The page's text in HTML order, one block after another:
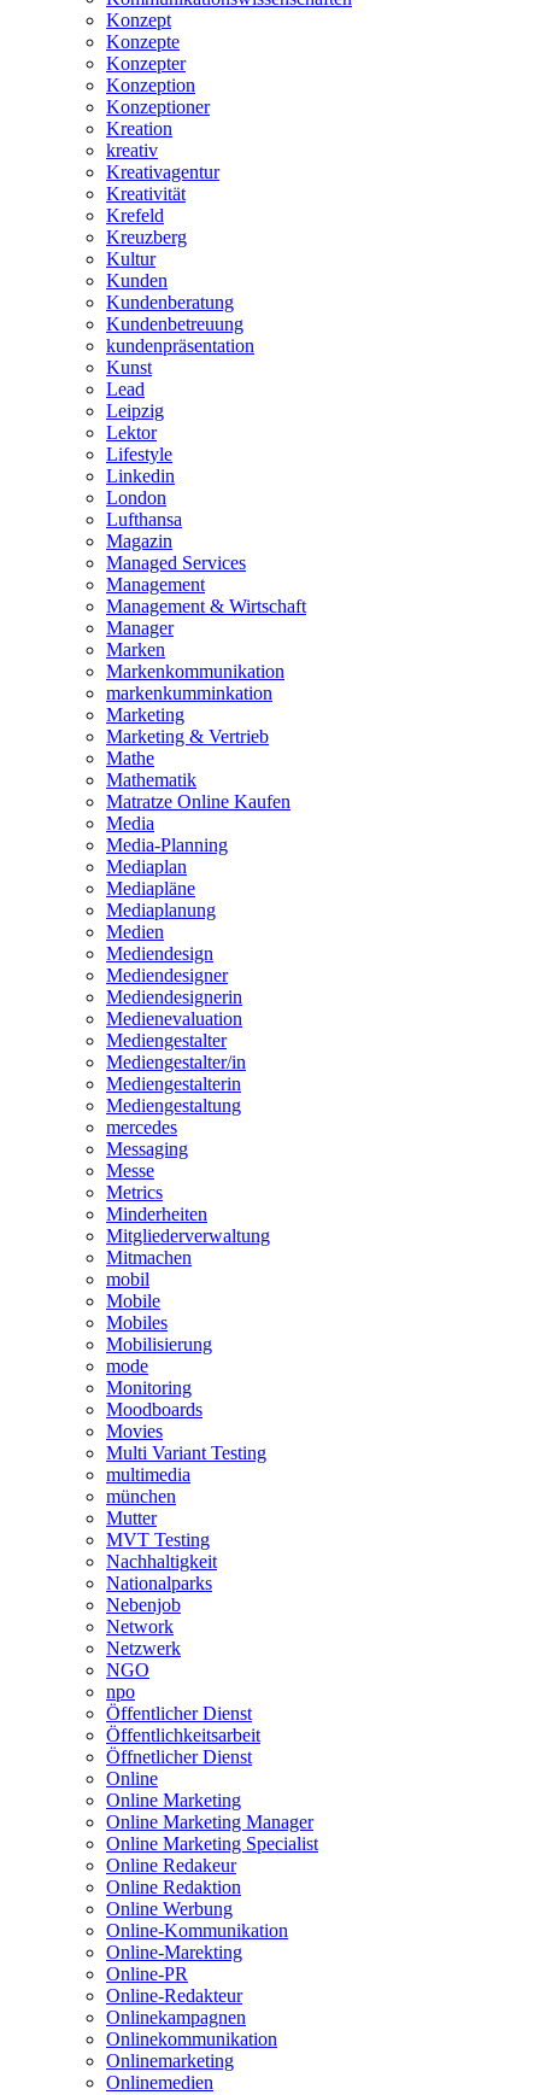
Konzept
Konzepte
Konzepter
Konzeption
Konzeptioner
Kreation
kreativ
Kreativagentur
Kreativität
Krefeld
Kreuzberg
Kultur
Kunden
Kundenberatung
Kundenbetreuung
kundenpräsentation
Kunst
Lead
Leipzig
Lektor
Lifestyle
Linkedin
London
Lufthansa
Magazin
Managed Services
Management
Management & Wirtschaft
Manager
Marken
Markenkommunikation
markenkumminkation
Marketing
Marketing & Vertrieb
Mathe
Mathematik
Matratze Online Kaufen
Media
Media-Planning
Mediaplan
Mediapläne
Mediaplanung
Medien
Mediendesign
Mediendesigner
Mediendesignerin
Medienevaluation
Mediengestalter
Mediengestalter/in
Mediengestalterin
Mediengestaltung
mercedes
Messaging
Messe
Metrics
Minderheiten
Mitgliederverwaltung
Mitmachen
mobil
Mobile
Mobiles
Mobilisierung
mode
Monitoring
Moodboards
Movies
Multi Variant Testing
multimedia
münchen
Mutter
MVT Testing
Nachhaltigkeit
Nationalparks
Nebenjob
Network
Netzwerk
NGO
npo
Öffentlicher Dienst
Öffentlichkeitsarbeit
Öffnetlicher Dienst
Online
Online Marketing
Online Marketing Manager
Online Marketing Specialist
Online Redakeur
Online Redaktion
Online Werbung
Online-Kommunikation
Online-Marekting
Online-PR
Online-Redakteur
Onlinekampagnen
Onlinekommunikation
Onlinemarketing
Onlinemedien